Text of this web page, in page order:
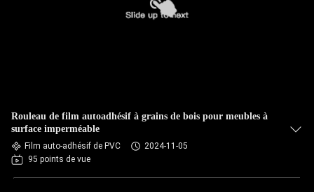
Rouleau de film autoadhésif à grains de bois pour meubles à
surface imperméable
Film auto-adhésif de PVC
2024-11-05
95 points de vue